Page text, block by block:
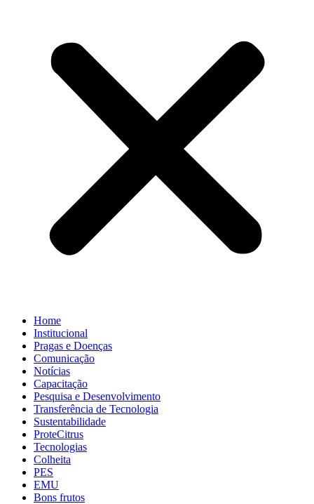
Home
Institucional
Pragas e Doenças
Comunicação
Notícias
Capacitação
Pesquisa e Desenvolvimento
Transferência de Tecnologia
Sustentabilidade
ProteCitrus
Tecnologias
Colheita
PES
EMU
Bons frutos